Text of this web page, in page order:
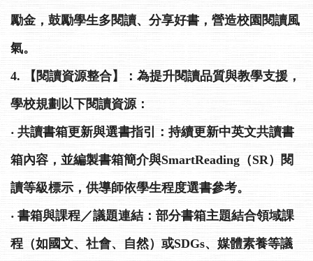
勵金，鼓勵學生多閱讀、分享好書，營造校園閱讀風
氣。
4. 【閱讀資源整合】：為提升閱讀品質與教學支援，
學校規劃以下閱讀資源：
‧ 共讀書箱更新與選書指引：持續更新中英文共讀書
箱內容，並編製書箱簡介與SmartReading（SR）閱
讀等級標示，供導師依學生程度選書參考。
‧ 書箱與課程／議題連結：部分書箱主題結合領域課
程（如國文、社會、自然）或SDGs、媒體素養等議